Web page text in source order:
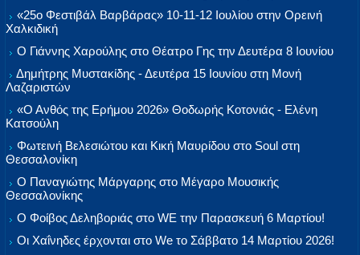
«25ο Φεστιβάλ Βαρβάρας» 10-11-12 Ιουλίου στην Ορεινή
Χαλκιδική
Ο Γιάννης Χαρούλης στο Θέατρο Γης την Δευτέρα 8 Ιουνίου
Δημήτρης Μυστακίδης - Δευτέρα 15 Ιουνίου στη Μονή
Λαζαριστών
«Ο Ανθός της Ερήμου 2026» Θοδωρής Κοτονιάς - Ελένη
Κατσούλη
Φωτεινή Βελεσιώτου και Κική Μαυρίδου στο Soul στη
Θεσσαλονίκη
Ο Παναγιώτης Μάργαρης στο Μέγαρο Μουσικής
Θεσσαλονίκης
Ο Φοίβος Δεληβοριάς στο WE την Παρασκευή 6 Μαρτίου!
Οι Χαΐνηδες έρχονται στο We το Σάββατο 14 Μαρτίου 2026!